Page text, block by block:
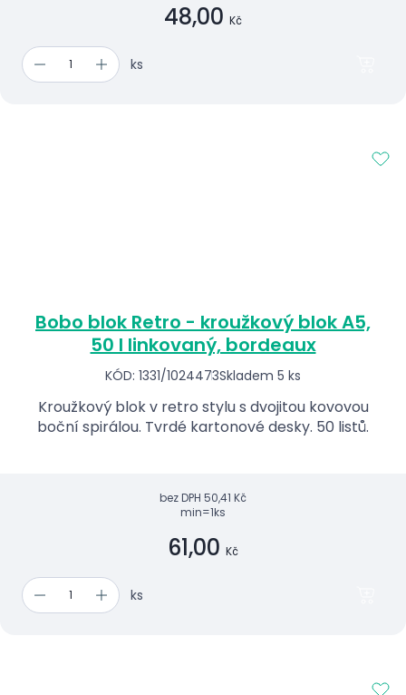
48,00 Kč
ks
Bobo blok Retro - kroužkový blok A5,
50 l linkovaný, bordeaux
KÓD: 1331/1024473Skladem 5 ks
Kroužkový blok v retro stylu s dvojitou kovovou
boční spirálou. Tvrdé kartonové desky. 50 listů.
bez DPH 50,41 Kč
min=1ks
61,00 Kč
ks